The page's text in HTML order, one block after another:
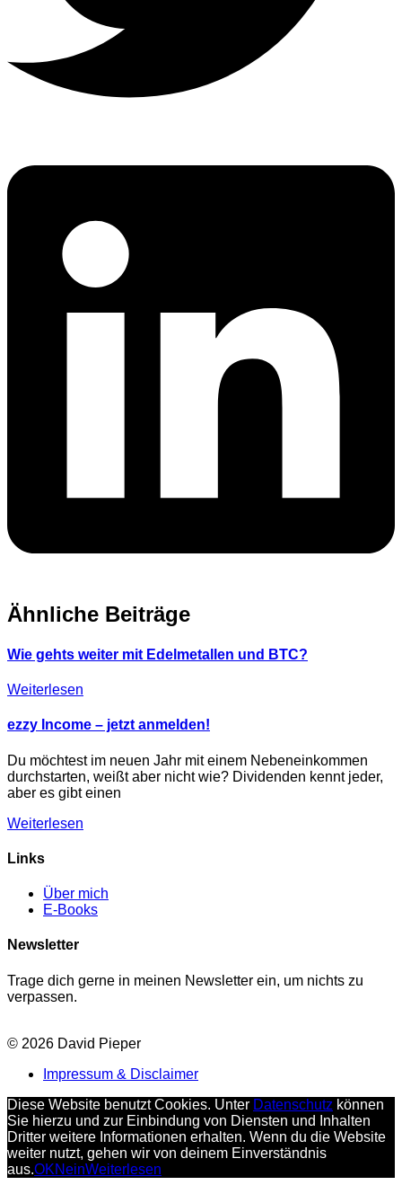
Ähnliche Beiträge
Wie gehts weiter mit Edelmetallen und BTC?
Weiterlesen
ezzy Income – jetzt anmelden!
Du möchtest im neuen Jahr mit einem Nebeneinkommen
durchstarten, weißt aber nicht wie? Dividenden kennt jeder,
aber es gibt einen
Weiterlesen
Links
Über mich
E-Books
Newsletter
Trage dich gerne in meinen Newsletter ein, um nichts zu
verpassen.
© 2026 David Pieper
Impressum & Disclaimer
Diese Website benutzt Cookies. Unter Datenschutz können
Sie hierzu und zur Einbindung von Diensten und Inhalten
Dritter weitere Informationen erhalten. Wenn du die Website
weiter nutzt, gehen wir von deinem Einverständnis
aus.OKNeinWeiterlesen